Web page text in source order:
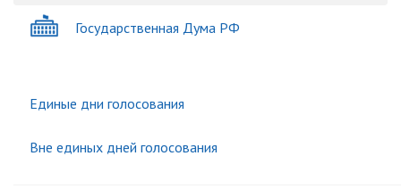
Государственная Дума РФ
Единые дни голосования
Вне единых дней голосования